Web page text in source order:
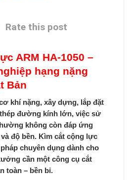
Rate this post
ARM HA-1050 –
hạng nặng
Bản
khí nặng, xây dựng, lắp đặt
đường kính lớn, việc sử
không còn đáp ứng
độ bền. Kìm cắt cộng lực
pháp chuyên dụng dành cho
cần một công cụcắt
toàn – bền bỉ.